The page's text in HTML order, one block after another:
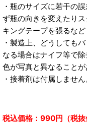
・瓶のサイズに若干の
ず瓶の向きを変えたり
キングテープを張るなど
・製造上、どうしても
なる場合はナイフ等で
色が写真と異なることが
・接着剤は付属しません
税込価格：990円（税